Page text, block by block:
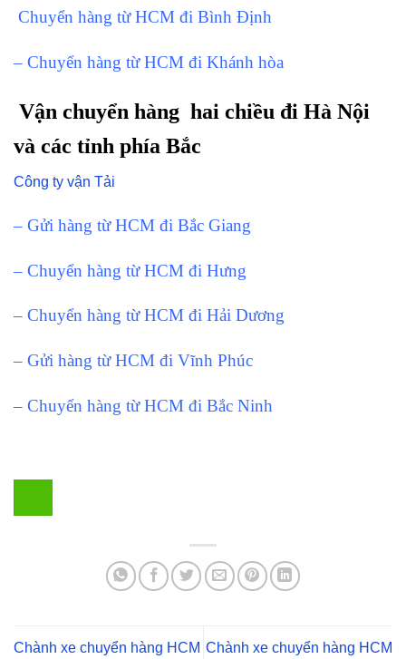
Chuyển hàng từ HCM đi Bình Định
– Chuyển hàng từ HCM đi Khánh hòa
Vận chuyển hàng hai chiều đi Hà Nội
và các tỉnh phía Bắc
Công ty vận Tải
– Gửi hàng từ HCM đi Bắc Giang
– Chuyển hàng từ HCM đi Hưng
– Chuyển hàng từ HCM đi Hải Dương
– Gửi hàng từ HCM đi Vĩnh Phúc
– Chuyển hàng từ HCM đi Bắc Ninh
Chành xe chuyển hàng HCM Chành xe chuyển hàng HCM